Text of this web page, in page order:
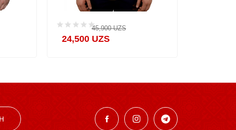
24,500 UZS
45,900 UZS